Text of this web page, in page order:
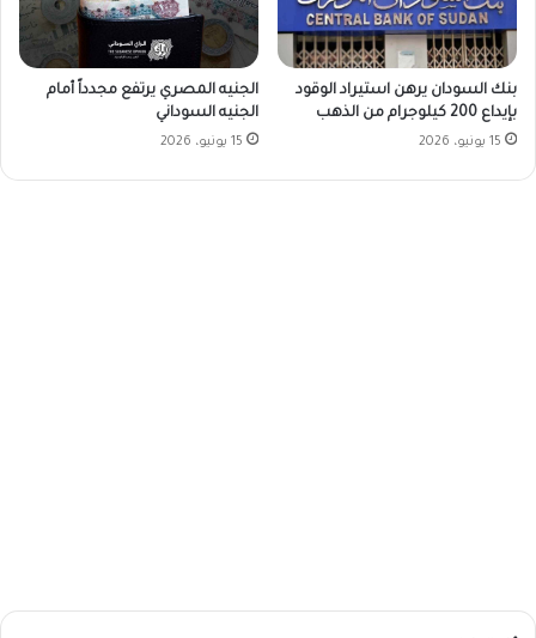
بنك السودان يرهن استيراد الوقود
بإيداع 200 كيلوجرام من الذهب
15 يونيو، 2026
الجنيه المصري يرتفع مجدداً أمام
الجنيه السوداني
15 يونيو، 2026